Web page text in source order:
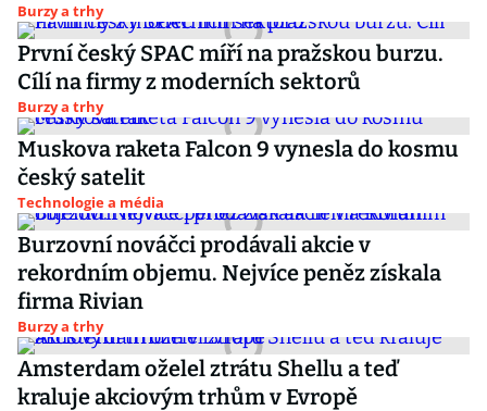
Burzy a trhy
První český SPAC míří na pražskou burzu.
Cílí na firmy z moderních sektorů
Burzy a trhy
Muskova raketa Falcon 9 vynesla do kosmu
český satelit
Technologie a média
Burzovní nováčci prodávali akcie v
rekordním objemu. Nejvíce peněz získala
firma Rivian
Burzy a trhy
Amsterdam oželel ztrátu Shellu a teď
kraluje akciovým trhům v Evropě